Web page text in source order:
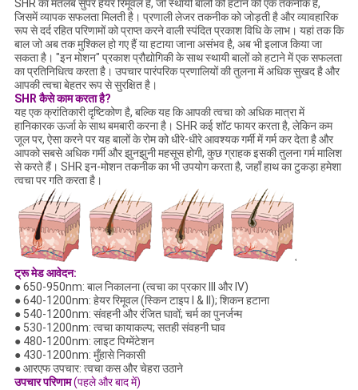
SHR का मतलब सुपर हेयर रिमूवल है, जो स्थायी बालों को हटाने की एक तकनीक है,
जिसमें व्यापक सफलता मिलती है। प्रणाली लेजर तकनीक को जोड़ती है और व्यावहारिक
रूप से दर्द रहित परिणामों को प्राप्त करने वाली स्पंदित प्रकाश विधि के लाभ। यहां तक ​​कि
बाल जो अब तक मुश्किल हो गए हैं या हटाया जाना असंभव है, अब भी इलाज किया जा
सकता है। "इन मोशन" प्रकाश प्रौद्योगिकी के साथ स्थायी बालों को हटाने में एक सफलता
का प्रतिनिधित्व करता है। उपचार पारंपरिक प्रणालियों की तुलना में अधिक सुखद है और
आपकी त्वचा बेहतर रूप से सुरक्षित है।
SHR कैसे काम करता है?
यह एक क्रांतिकारी दृष्टिकोण है, बल्कि यह कि आपकी त्वचा को अधिक मात्रा में
हानिकारक ऊर्जा के साथ बमबारी करना है। SHR कई शॉट फायर करता है, लेकिन कम
जूल पर, ऐसा करने पर यह बालों के रोम को धीरे-धीरे आवश्यक गर्मी में गर्म कर देता है और
आपको सबसे अधिक गर्मी और झुनझुनी महसूस होगी, कुछ ग्राहक इसकी तुलना गर्म मालिश
से करते हैं। SHR इन-मोशन तकनीक का भी उपयोग करता है, जहाँ हाथ का टुकड़ा हमेशा
त्वचा पर गति करता है।
ट्रूमेडआवेदन:
● 650-950nm: बाल निकालना (त्वचा का प्रकार III और IV)
● 640-1200nm: हेयर रिमूवल (स्किन टाइप I & II); शिकन हटाना
● 540-1200nm: संवहनी और रंजित घावों; चर्म का पुनर्जन्म
● 530-1200nm: त्वचा कायाकल्प; सतही संवहनी घाव
● 480-1200nm: लाइट पिग्मेंटेशन
● 430-1200nm: मुँहासे निकासी
● आरएफ उपचार: त्वचा कस और चेहरा उठाने
उपचार परिणाम(पहले और बाद में)